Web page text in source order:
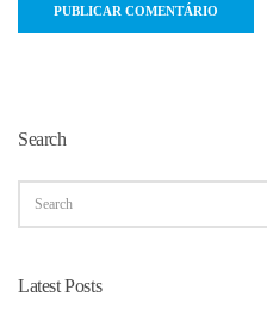
Search
Latest Posts